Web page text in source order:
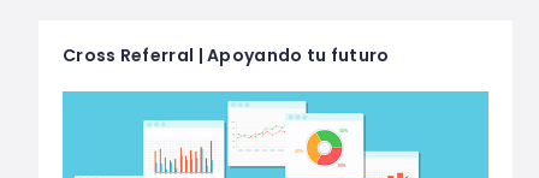
Cross Referral | Apoyando tu futuro